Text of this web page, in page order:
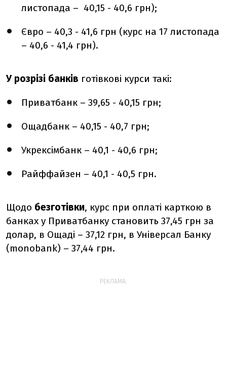
листопада – 40,15 - 40,6 грн);
Євро – 40,3 - 41,6 грн (курс на 17 листопада
– 40,6 - 41,4 грн).
У розрізі банків готівкові курси такі:
Приватбанк – 39,65 - 40,15 грн;
Ощадбанк – 40,15 - 40,7 грн;
Укрексімбанк – 40,1 - 40,6 грн;
Райффайзен – 40,1 - 40,5 грн.
Щодо безготівки, курс при оплаті карткою в
банках у Приватбанку становить 37,45 грн за
долар, в Ощаді – 37,12 грн, в Універсал Банку
(monobank) – 37,44 грн.
РЕКЛАМА: